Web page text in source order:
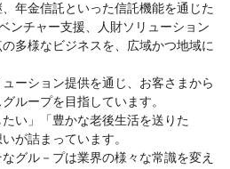
年金信託といった信託機能を通じた
ンチャー支援、人財ソリューション
多様なビジネスを、広域かつ地域に
ーション提供を通じ、お客さまから
ループを目指しています。
たい」「豊かな老後生活を送りた
が詰まっています。
グル－プは業界の様々な常識を変え